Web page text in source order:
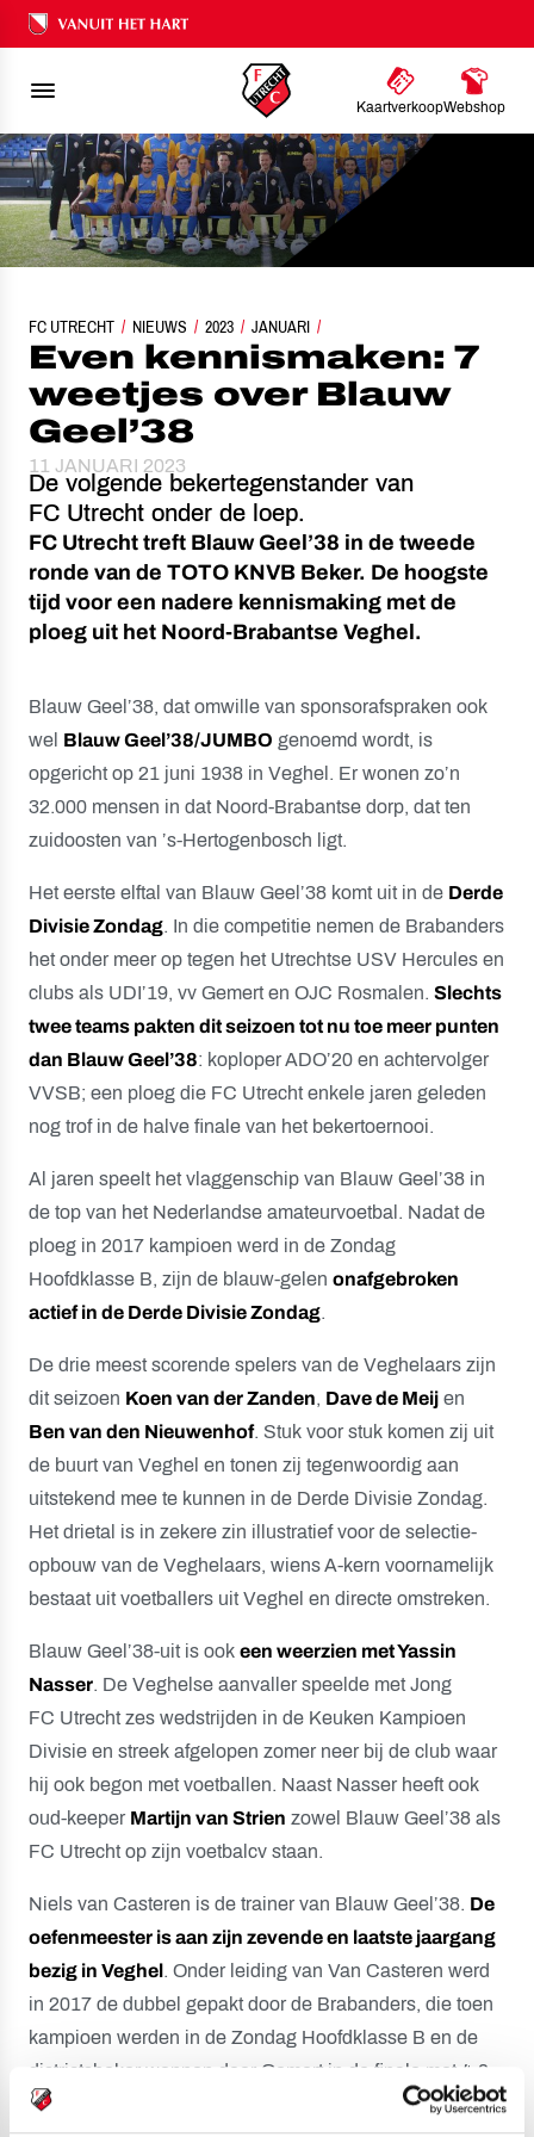
Ons nalatenschap
KaartverkoopWebshop
FC UTRECHT NIEUWS 2023 JANUARI
EVEN KENNISMAKEN: 7 WEETJES OVER BLAUW GEEL’38
Even kennismaken: 7
weetjes over Blauw
Geel’38
11 JANUARI 2023
De volgende bekertegenstander van
FC Utrecht onder de loep.
FC Utrecht treft Blauw Geel’38 in de tweede
ronde van de TOTO KNVB Beker. De hoogste
tijd voor een nadere kennismaking met de
ploeg uit het Noord-Brabantse Veghel.
Blauw Geel’38, dat omwille van sponsorafspraken ook
wel Blauw Geel’38/JUMBO genoemd wordt, is
opgericht op 21 juni 1938 in Veghel. Er wonen zo’n
32.000 mensen in dat Noord-Brabantse dorp, dat ten
zuidoosten van ’s-Hertogenbosch ligt.
Het eerste elftal van Blauw Geel’38 komt uit in de Derde
Divisie Zondag. In die competitie nemen de Brabanders
het onder meer op tegen het Utrechtse USV Hercules en
clubs als UDI’19, vv Gemert en OJC Rosmalen. Slechts
twee teams pakten dit seizoen tot nu toe meer punten
dan Blauw Geel’38: koploper ADO’20 en achtervolger
VVSB; een ploeg die FC Utrecht enkele jaren geleden
nog trof in de halve finale van het bekertoernooi.
Al jaren speelt het vlaggenschip van Blauw Geel’38 in
de top van het Nederlandse amateurvoetbal. Nadat de
ploeg in 2017 kampioen werd in de Zondag
Hoofdklasse B, zijn de blauw-gelen onafgebroken
actief in de Derde Divisie Zondag.
De drie meest scorende spelers van de Veghelaars zijn
dit seizoen Koen van der Zanden, Dave de Meij en
Ben van den Nieuwenhof. Stuk voor stuk komen zij uit
de buurt van Veghel en tonen zij tegenwoordig aan
uitstekend mee te kunnen in de Derde Divisie Zondag.
Het drietal is in zekere zin illustratief voor de selectie-
opbouw van de Veghelaars, wiens A-kern voornamelijk
bestaat uit voetballers uit Veghel en directe omstreken.
Blauw Geel’38-uit is ook een weerzien met Yassin
Nasser. De Veghelse aanvaller speelde met Jong
FC Utrecht zes wedstrijden in de Keuken Kampioen
Divisie en streek afgelopen zomer neer bij de club waar
hij ook begon met voetballen. Naast Nasser heeft ook
oud-keeper Martijn van Strien zowel Blauw Geel’38 als
FC Utrecht op zijn voetbalcv staan.
Niels van Casteren is de trainer van Blauw Geel’38. De
oefenmeester is aan zijn zevende en laatste jaargang
bezig in Veghel. Onder leiding van Van Casteren werd
in 2017 de dubbel gepakt door de Brabanders, die toen
kampioen werden in de Zondag Hoofdklasse B en de
districtsbeker wonnen door Gemert in de finale met 4-0
te verslaan.